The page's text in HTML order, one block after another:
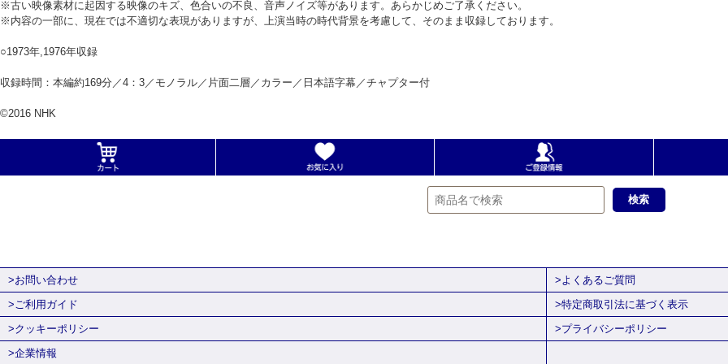
※古い映像素材に起因する映像のキズ、色合いの不良、音声ノイズ等があります。あらかじめご了承ください。
※内容の一部に、現在では不適切な表現がありますが、上演当時の時代背景を考慮して、そのまま収録しております。
○1973年,1976年収録
収録時間：本編約169分／4：3／モノラル／片面二層／カラー／日本語字幕／チャプター付
©2016 NHK
>お問い合わせ
>よくあるご質問
>ご利用ガイド
>特定商取引法に基づく表示
>クッキーポリシー
>プライバシーポリシー
>企業情報